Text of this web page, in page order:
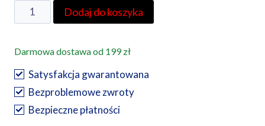
ilość
HAGER
sygnalizacyjna
LED
SVN124,
niebieska
Dodaj do koszyka
Darmowa dostawa od 199 zł
Satysfakcja gwarantowana
Bezproblemowe zwroty
Bezpieczne płatności